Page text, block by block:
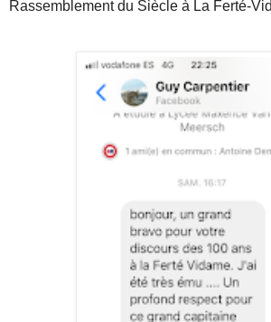
Rassemblement du Siècle à La Ferté-